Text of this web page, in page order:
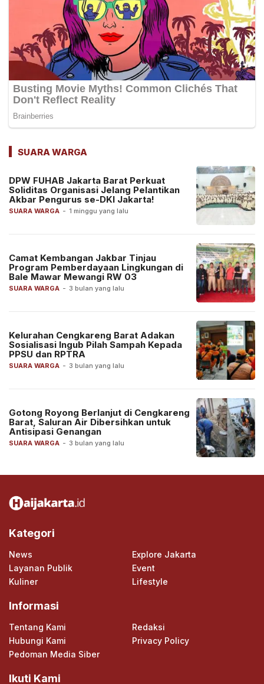
SUARA WARGA
SUARA WARGA - 1 minggu yang lalu
DPW FUHAB Jakarta Barat Perkuat
Soliditas Organisasi Jelang Pelantikan
Akbar Pengurus se-DKI Jakarta!
SUARA WARGA - 3 bulan yang lalu
Camat Kembangan Jakbar Tinjau
Program Pemberdayaan Lingkungan di
Bale Mawar Mewangi RW 03
SUARA WARGA - 3 bulan yang lalu
Kelurahan Cengkareng Barat Adakan
Sosialisasi Ingub Pilah Sampah Kepada
PPSU dan RPTRA
SUARA WARGA - 3 bulan yang lalu
Gotong Royong Berlanjut di Cengkareng
Barat, Saluran Air Dibersihkan untuk
Antisipasi Genangan
Kategori
News
Explore Jakarta
Layanan Publik
Event
Kuliner
Lifestyle
Informasi
Tentang Kami
Redaksi
Hubungi Kami
Privacy Policy
Pedoman Media Siber
Ikuti Kami